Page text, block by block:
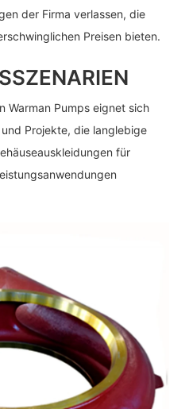
der Firma verlassen, die
Preisen bieten.
Warman Pumps eignet sich
Projekte, die langlebige
für